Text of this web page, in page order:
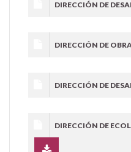
DIRECCIÓN DE
DIRECCIÓN DE
DIRECCIÓN DE
DIRECCIÓN DE